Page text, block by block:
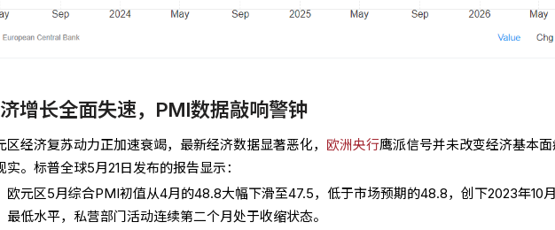
增长全面失速，PMI数据敲响警钟
区经济复苏动力正加速衰竭，最新经济数据显著恶化， 欧洲央行鹰派信号并未改变经济基本
实。标普全球5月21日发布的报告显示：
欧元区5月综合PMI初值从4月的48.8大幅下滑至47.5，低于市场预期的48.8，创下2023年10
最低水平，私营部门活动连续第二个月处于收缩状态。